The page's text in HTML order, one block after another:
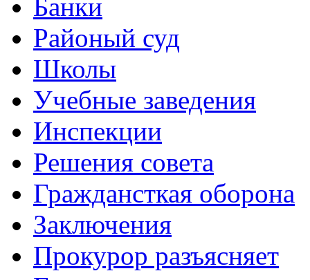
Банки
Районый суд
Школы
Учебные заведения
Инспекции
Решения совета
Граждансткая оборона
Заключения
Прокурор разъясняет